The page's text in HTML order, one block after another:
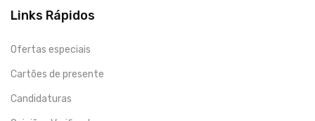
Links Rápidos
Ofertas especiais
Cartões de presente
Candidaturas